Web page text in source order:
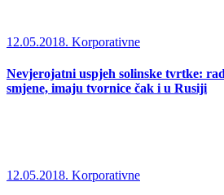
12.05.2018. Korporativne
Nevjerojatni uspjeh solinske tvrtke:
smjene, imaju tvornice čak i u Rusiji
12.05.2018. Korporativne